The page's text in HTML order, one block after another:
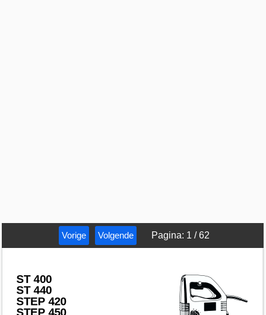
Vorige Volgende Pagina: 1 /62